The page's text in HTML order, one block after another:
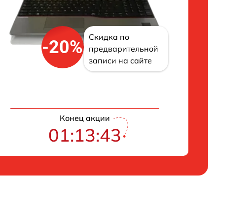
-20%
Скидка по
предварительной
записи на сайте
Конец акции
01:13:42